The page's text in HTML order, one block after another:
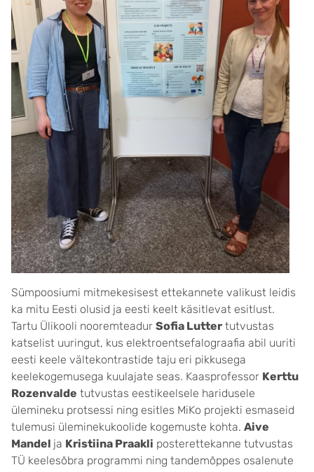
Sümpoosiumi mitmekesisest ettekannete valikust leidis
ka mitu Eesti olusid ja eesti keelt käsitlevat esitlust.
Tartu Ülikooli nooremteadur Sofia Lutter tutvustas
katselist uuringut, kus elektroentsefalograafia abil uuriti
eesti keele vältekontrastide taju eri pikkusega
keelekogemusega kuulajate seas. Kaasprofessor Kerttu
Rozenvalde tutvustas eestikeelsele haridusele
ülemineku protsessi ning esitles MiKo projekti esmaseid
tulemusi üleminekukoolide kogemuste kohta. Aive
Mandel ja Kristiina Praakli posterettekanne tutvustas
TÜ keelesõbra programmi ning tandemõppes osalenute